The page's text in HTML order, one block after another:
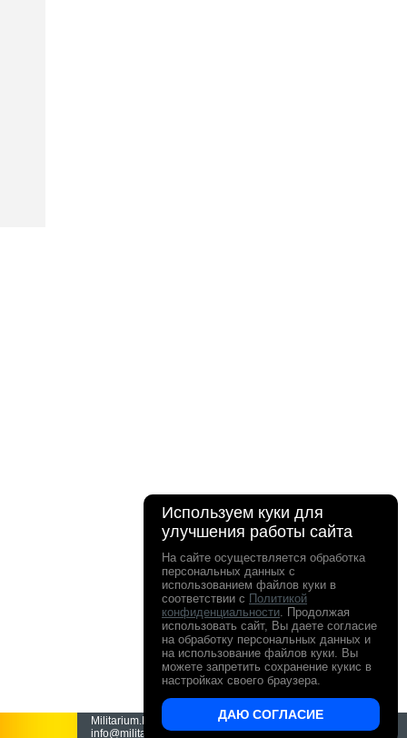
Militarium.Ru - интернет-магазин Милитариум.
info@militarium.ru ООО "Все о поиске" Камуфляж и
Используем куки для
улучшения работы сайта
На сайте осуществляется обработка
персональных данных с
использованием файлов куки в
соответствии с Политикой
конфиденциальности. Продолжая
использовать сайт, Вы даете согласие
на обработку персональных данных и
на использование файлов куки. Вы
можете запретить сохранение кукис в
настройках своего браузера.
ДАЮ СОГЛАСИЕ